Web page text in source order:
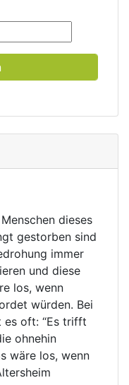
dieses
gestorben sind
immer
und diese
los, wenn
würden. Bei
es oft: “Es trifft
ohnehin
wäre los, wenn